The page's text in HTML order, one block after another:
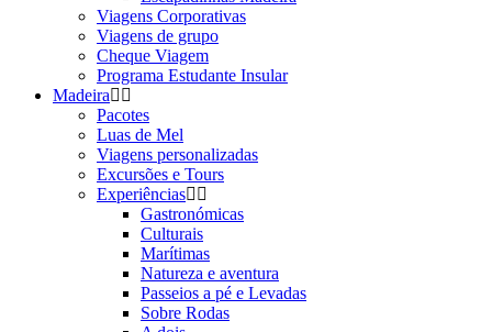
Viagens Corporativas
Viagens de grupo
Cheque Viagem
Programa Estudante Insular
Madeira
Pacotes
Luas de Mel
Viagens personalizadas
Excursões e Tours
Experiências
Gastronómicas
Culturais
Marítimas
Natureza e aventura
Passeios a pé e Levadas
Sobre Rodas